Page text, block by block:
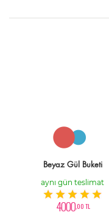
Beyaz Gül Buketi
aynı gün teslimat
4000,00 TL